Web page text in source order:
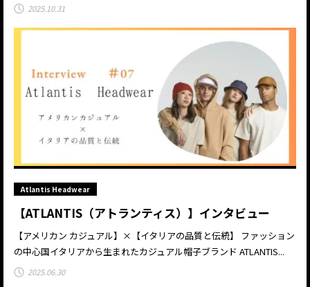
2025.10.31
Atlantis Headwear
【ATLANTIS（アトランティス）】インタビュー
【アメリカン カジュアル】×【イタリアの品質と伝統】 ファッション
の中心国イタリアから生まれたカジュアル帽子ブランド ATLANTIS...
2025.06.30